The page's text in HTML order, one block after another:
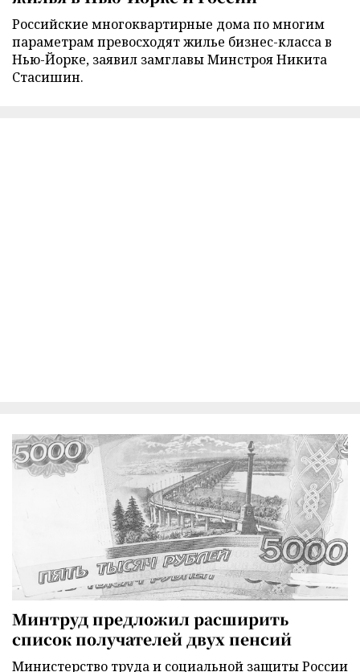
Российские многоквартирные дома по многим
параметрам превосходят жилье бизнес-класса в
Нью-Йорке, заявил замглавы Минстроя Никита
Стасишин.
Минтруд предложил расширить
список получателей двух пенсий
Министерство труда и социальной защиты России